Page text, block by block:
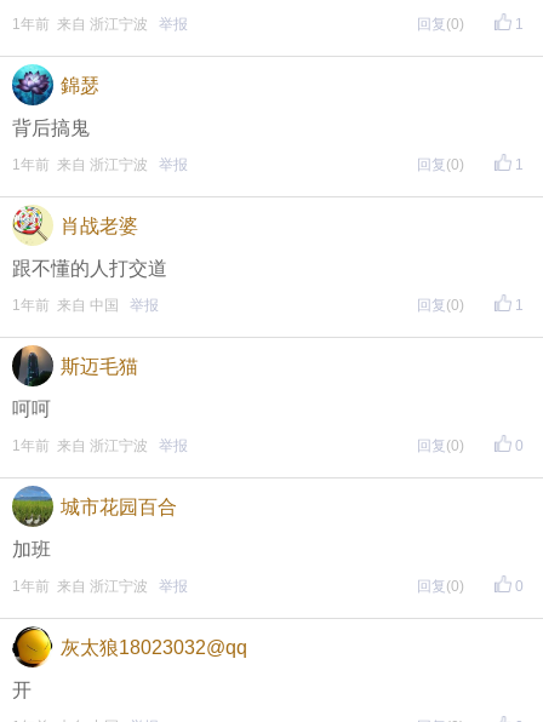
1
1年前 来自 浙江宁波 举报 回复 (0)
錦瑟
背后搞鬼
1
1年前 来自 浙江宁波 举报 回复 (0)
肖战老婆
跟不懂的人打交道
1
1年前 来自 中国 举报 回复 (0)
斯迈毛猫
呵呵
0
1年前 来自 浙江宁波 举报 回复 (0)
城市花园百合
加班
0
1年前 来自 浙江宁波 举报 回复 (0)
灰太狼18023032@qq
开